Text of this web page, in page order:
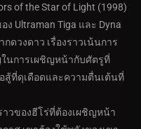
of the Star of Light (1998)
Ultraman Tiga และ Dyna
ดวงดาว เรื่องราวเน้นการ
นการเผชิญหน้ากับศัตรูที่
สู้ที่ดุเดือดและความตื่นเต้นที่
าวของฮีโร่ที่ต้องเผชิญหน้า